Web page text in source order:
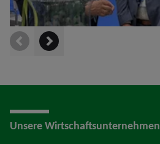
prev next
Unsere Wirtschaftsunternehmen